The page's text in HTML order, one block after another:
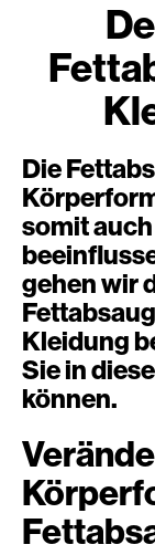
Die
somit
gehen wir
Kleidung
Sie in
können.